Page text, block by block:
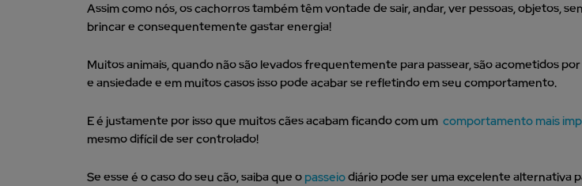
Assim como nós, os cachorros também têm vontade de sair, andar, ver pessoas, objetos,
brincar e consequentemente gastar energia!
Muitos animais, quando não são levados frequentemente para passear, são acometidos
e ansiedade e em muitos casos isso pode acabar se refletindo em seu comportamento.
E é justamente por isso que muitos cães acabam ficando com umcomportamento mais
mesmo difícil de ser controlado!
Se esse é o caso do seu cão, saiba que o passeiodiário pode ser uma excelente alternativa